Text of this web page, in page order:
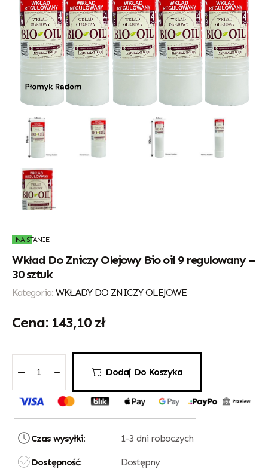
NA STANIE
Wkład Do Zniczy Olejowy Bio oil 9 regulowany –
30 sztuk
Kategoria: WKŁADY DO ZNICZY OLEJOWE
143,10 zł
Dodaj Do Koszyka
Czas wysyłki: 1-3 dni roboczych
Dostępność: Dostępny